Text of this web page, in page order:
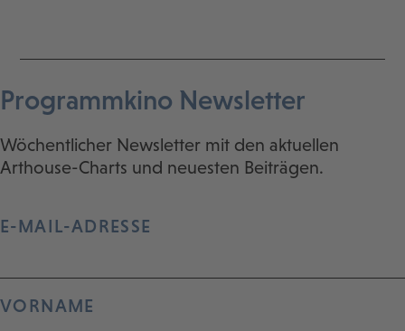
Programmkino Newsletter
Wöchentlicher Newsletter mit den aktuellen
Arthouse-Charts und neuesten Beiträgen.
E-MAIL-ADRESSE
VORNAME